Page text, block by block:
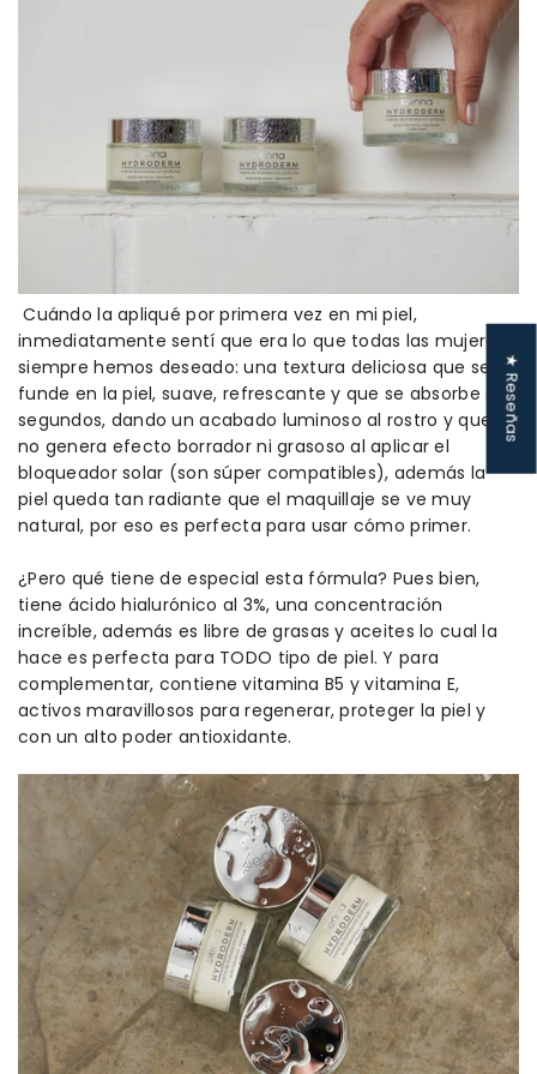
Cuándo la apliqué por primera vez en mi piel,
inmediatamente sentí que era lo que todas las mujeres
siempre hemos deseado: una textura deliciosa que se
funde en la piel, suave, refrescante y que se absorbe en
segundos, dando un acabado luminoso al rostro y que
no genera efecto borrador ni grasoso al aplicar el
bloqueador solar (son súper compatibles), además la
piel queda tan radiante que el maquillaje se ve muy
natural, por eso es perfecta para usar cómo primer.
¿Pero qué tiene de especial esta fórmula? Pues bien,
tiene ácido hialurónico al 3%, una concentración
increíble, además es libre de grasas y aceites lo cual la
hace es perfecta para TODO tipo de piel. Y para
complementar, contiene vitamina B5 y vitamina E,
activos maravillosos para regenerar, proteger la piel y
con un alto poder antioxidante.
★ Reseñas